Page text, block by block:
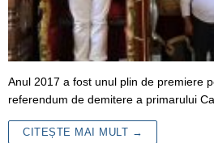
Anul 2017 a fost unul plin de premiere
referendum de demitere a primarului
CITEȘTE MAI MULT →